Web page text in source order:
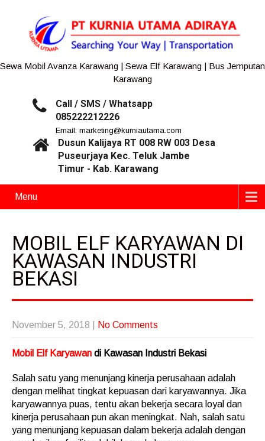
Sewa Mobil Avanza Karawang | Sewa Elf Karawang | Bus Jemputan
Karawang
Call / SMS / Whatsapp
085222212226
Email: marketing@kurniautama.com
Dusun Kalijaya RT 008 RW 003 Desa
Puseurjaya Kec. Teluk Jambe
Timur - Kab. Karawang
Menu
MOBIL ELF KARYAWAN DI
KAWASAN INDUSTRI
BEKASI
November 5, 2018 No Comments
Mobil Elf Karyawan di Kawasan Industri Bekasi
Salah satu yang menunjang kinerja perusahaan adalah
dengan melihat tingkat kepuasan dari karyawannya. Jika
karyawannya puas, tentu akan bekerja secara loyal dan
kinerja perusahaan pun akan meningkat. Nah, salah satu
yang menunjang kepuasan dalam bekerja adalah dengan